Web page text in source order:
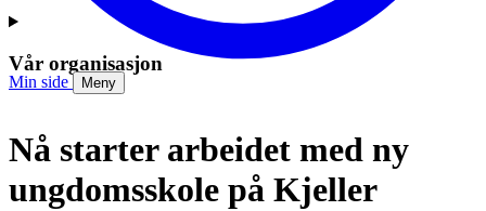
Min side Meny
Vår organisasjon
Nå starter arbeidet med ny
ungdomsskole på Kjeller